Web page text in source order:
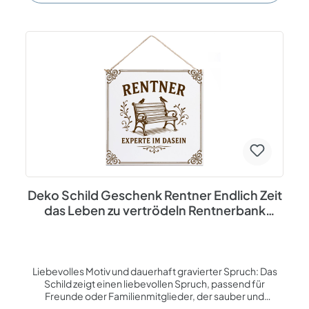
Eigenschaften Material: HDF Gravur: Lasergravur Farbe:
Deko Schild Geschenk Rentner Endlich Zeit
das Leben zu vertrödeln Rentnerbank
Liebevolles Motiv und dauerhaft gravierter Spruch: Das
Schild zeigt einen liebevollen Spruch, passend für
Freunde oder Familienmitglieder, der sauber und